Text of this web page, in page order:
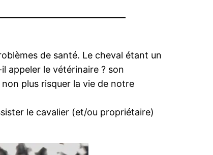
de santé. Le cheval étant un
appeler le vétérinaire ? son
plus risquer la vie de notre
le cavalier (et/ou propriétaire)